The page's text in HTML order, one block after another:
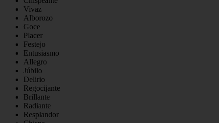
Vivaz
Alborozo
Goce
Placer
Festejo
Entusiasmo
Allegro
Júbilo
Delirio
Regocijante
Brillante
Radiante
Resplandor